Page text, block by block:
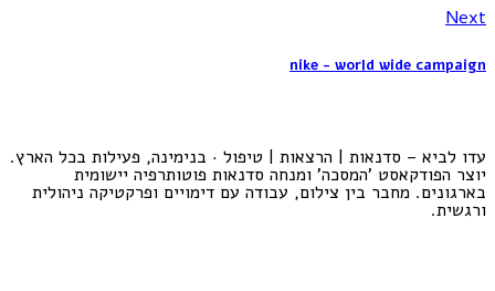
Next
nike - world wide campaign
עדו לביא – סדנאות | הרצאות | טיפול · בנימינה, פעילות בכל הארץ.
יוצר הפודקאסט 'המסכה' ומנחה סדנאות פוטותרפיה יישומית
בארגונים. מחבר בין צילום, עבודה עם דימויים ופרקטיקה ניהולית
ורגשית.